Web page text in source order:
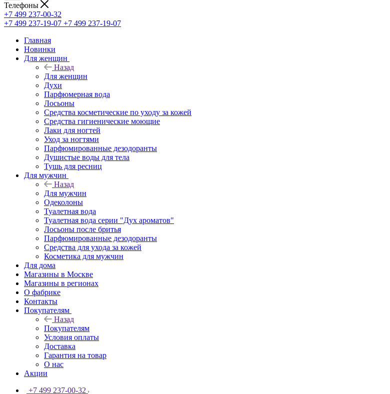
Телефоны
+7 499 237-00-32
+7 499 237-19-07 +7 499 237-19-07
Главная
Новинки
Для женщин
Назад
Для женщин
Духи
Парфюмерная вода
Лосьоны
Средства косметические по уходу за кожей
Средства гигиенические моющие
Лаки для ногтей
Уход за ногтями
Парфюмированные дезодоранты
Душистые воды для тела
Тушь для ресниц
Для мужчин
Назад
Для мужчин
Одеколоны
Туалетная вода
Туалетная вода серии "Дух ароматов"
Лосьоны после бритья
Парфюмированные дезодоранты
Средства для ухода за кожей
Косметика для мужчин
Для дома
Магазины в Москве
Магазины в регионах
О фабрике
Контакты
Покупателям
Назад
Покупателям
Условия оплаты
Доставка
Гарантия на товар
О нас
Акции
+7 499 237-00-32